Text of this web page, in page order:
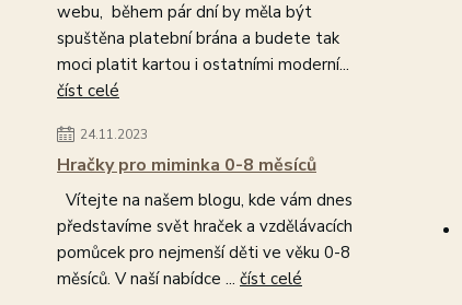
webu, během pár dní by měla být
spuštěna platební brána a budete tak
moci platit kartou i ostatními moderní...
číst celé
24.11.2023
Hračky pro miminka 0-8 měsíců
Vítejte na našem blogu, kde vám dnes
představíme svět hraček a vzdělávacích
pomůcek pro nejmenší děti ve věku 0-8
měsíců. V naší nabídce ... číst celé